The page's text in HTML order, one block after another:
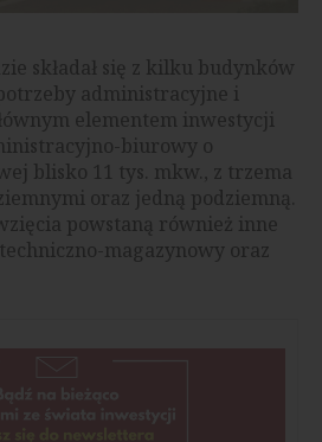
składał się z kilku budynków
administracyjne i
elementem inwestycji
biurowy o
blisko 11 tys. mkw., z trzema
oraz jedną podziemną.
powstaną również inne
magazynowy oraz